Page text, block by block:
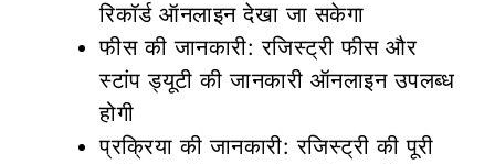
रिकॉर्ड ऑनलाइन देखा जा सकेगा
फीस की जानकारी: रजिस्ट्री फीस और
स्टांप ड्यूटी की जानकारी ऑनलाइन उपलब्ध
होगी
प्रक्रिया की जानकारी: रजिस्ट्री की पूरी